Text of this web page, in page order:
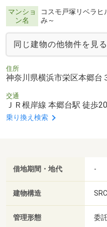
マンショ
ン名
コスモ戸塚リベラ
み～
同じ建物の他物件を見る
住所
神奈川県横浜市栄区本郷
交通
ＪＲ根岸線 本郷台駅 徒歩
乗り換え検索
借地期間・地代 -
建物構造 SRC
管理形態 委